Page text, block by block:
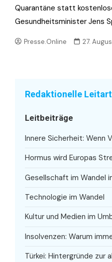
Quarantäne statt
Gesundheitsminister Jens
Presse.Online 27.
Redaktionelle
Leitbeiträge
Innere Sicherheit: Wenn
Hormus wird Europas
Gesellschaft im Wandel
Technologie im Wandel
Kultur und Medien im
Insolvenzen: Warum
Türkei: Hintergründe zur